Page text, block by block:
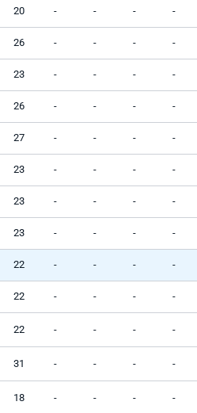
20 - - - -
26 - - - -
23 - - - -
26 - - - -
27 - - - -
23 - - - -
23 - - - -
23 - - - -
22 - - - -
22 - - - -
22 - - - -
31 - - - -
18 - - - -